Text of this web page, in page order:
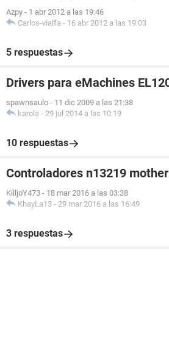
Azpy - 1 abr 2012 a las 19:46
Carlos-vialfa - 16 abr 2012 a las 19:03
5 respuestas
Drivers para eMachines
spawnsaulo - 11 dic 2009 a las 21:38
karola - 29 jul 2014 a las 10:19
10 respuestas
Controladores n13219
KilljoY473 - 18 mar 2016 a las 03:38
KhayLa13 - 29 mar 2016 a las 16:49
3 respuestas